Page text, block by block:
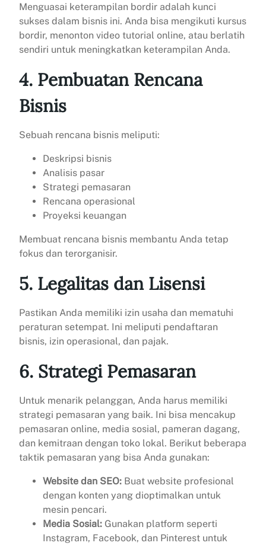
Menguasai keterampilan bordir adalah kunci
sukses dalam bisnis ini. Anda bisa mengikuti kursus
bordir, menonton video tutorial online, atau berlatih
sendiri untuk meningkatkan keterampilan Anda.
4. Pembuatan Rencana
Bisnis
Sebuah rencana bisnis meliputi:
Deskripsi bisnis
Analisis pasar
Strategi pemasaran
Rencana operasional
Proyeksi keuangan
Membuat rencana bisnis membantu Anda tetap
fokus dan terorganisir.
5. Legalitas dan Lisensi
Pastikan Anda memiliki izin usaha dan mematuhi
peraturan setempat. Ini meliputi pendaftaran
bisnis, izin operasional, dan pajak.
6. Strategi Pemasaran
Untuk menarik pelanggan, Anda harus memiliki
strategi pemasaran yang baik. Ini bisa mencakup
pemasaran online, media sosial, pameran dagang,
dan kemitraan dengan toko lokal. Berikut beberapa
taktik pemasaran yang bisa Anda gunakan:
Website dan SEO: Buat website profesional
dengan konten yang dioptimalkan untuk
mesin pencari.
Media Sosial: Gunakan platform seperti
Instagram, Facebook, dan Pinterest untuk